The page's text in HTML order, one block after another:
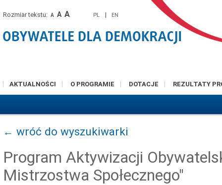
Rozmiar tekstu: A A A PL | EN
AKTUALNOŚCI O PROGRAMIE DOTACJE REZULTATY
← wróć do wyszukiwarki
Program Aktywizacji
Mistrzostwa Społecznego"